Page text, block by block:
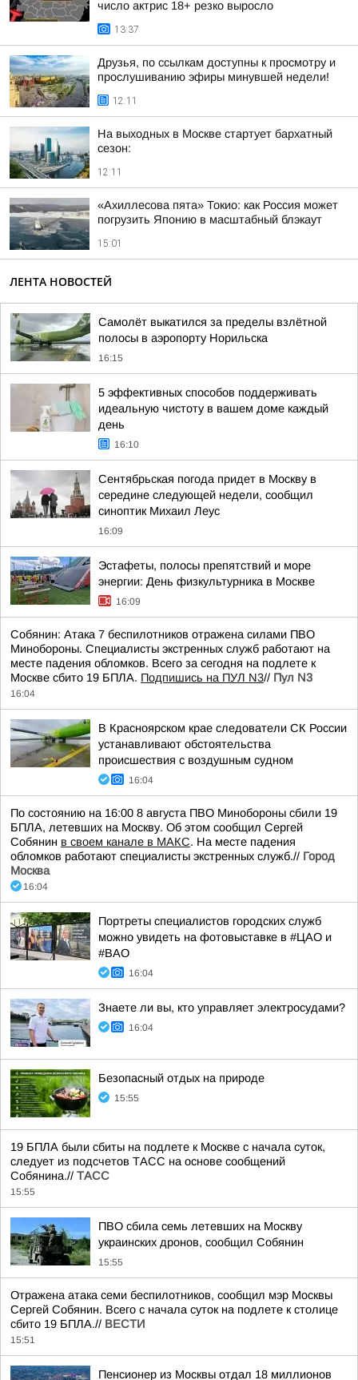
число актрис 18+ резко выросло
13:37
Друзья, по ссылкам доступны к просмотру и
прослушиванию эфиры минувшей недели!
12:11
На выходных в Москве стартует бархатный
сезон:
12:11
«Ахиллесова пята» Токио: как Россия может
погрузить Японию в масштабный блэкаут
15:01
ЛЕНТА НОВОСТЕЙ
Самолёт выкатился за пределы взлётной
полосы в аэропорту Норильска
16:15
5 эффективных способов поддерживать
идеальную чистоту в вашем доме каждый
день
16:10
Сентябрьская погода придет в Москву в
середине следующей недели, сообщил
синоптик Михаил Леус
16:09
Эстафеты, полосы препятствий и море
энергии: День физкультурника в Москве
16:09
Собянин: Атака 7 беспилотников отражена силами ПВО
Минобороны. Специалисты экстренных служб работают на
месте падения обломков. Всего за сегодня на подлете к
Москве сбито 19 БПЛА. Подпишись на ПУЛ N3// Пул N3
16:04
В Красноярском крае следователи СК России
устанавливают обстоятельства
происшествия с воздушным судном
16:04
По состоянию на 16:00 8 августа ПВО Минобороны сбили 19
БПЛА, летевших на Москву. Об этом сообщил Сергей
Собянин в своем канале в МАКС. На месте падения
обломков работают специалисты экстренных служб.// Город
Москва
16:04
Портреты специалистов городских служб
можно увидеть на фотовыставке в #ЦАО и
#ВАО
16:04
Знаете ли вы, кто управляет электросудами?
16:04
Безопасный отдых на природе
15:55
19 БПЛА были сбиты на подлете к Москве с начала суток,
следует из подсчетов ТАСС на основе сообщений
Собянина.// ТАСС
15:55
ПВО сбила семь летевших на Москву
украинских дронов, сообщил Собянин
15:55
Отражена атака семи беспилотников, сообщил мэр Москвы
Сергей Собянин. Всего с начала суток на подлете к столице
сбито 19 БПЛА.// ВЕСТИ
15:51
Пенсионер из Москвы отдал 18 миллионов